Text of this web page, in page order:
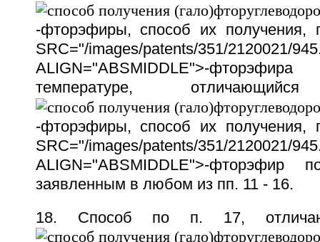
-фторэфиры, способ их
SRC="/images/patents/351/2120021/
ALIGN="ABSMIDDLE">-
температуре,
-фторэфиры, способ их
SRC="/images/patents/351/2120021/
ALIGN="ABSMIDDLE">-фторэфир
заявленным в любом из пп. 11 - 16.
18. Способ по п. 17,